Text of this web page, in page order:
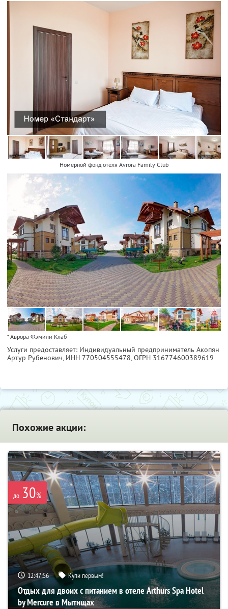
Номерной фонд отеля Avrora Family Club
* Аврора Фэмили Клаб
Услуги предоставляет: Индивидуальный предприниматель Акопян
Артур Рубенович, ИНН 770504555478, ОГРН 316774600389619
Похожие акции:
до 30%
12:47:54 Купи первым!
Отдых для двоих с питанием в отеле Arthurs Spa Hotel
by Mercure в Мытищах